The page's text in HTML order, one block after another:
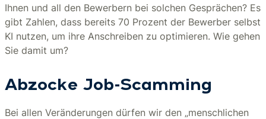
Ihnen und all den Bewerbern bei solchen Gesprächen? Es
gibt Zahlen, dass bereits 70 Prozent der Bewerber selbst
KI nutzen, um ihre Anschreiben zu optimieren. Wie gehen
Sie damit um?
Abzocke Job-Scamming
Bei allen Veränderungen dürfen wir den „menschlichen